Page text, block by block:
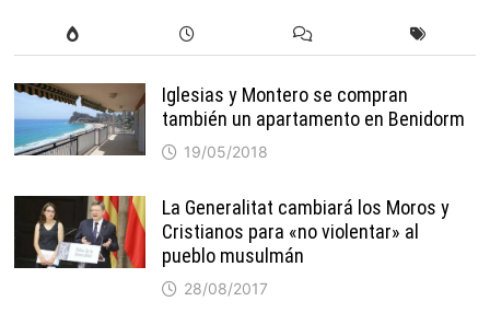
Iglesias y Montero se compran
también un apartamento en Benidorm
19/05/2018
La Generalitat cambiará los Moros y
Cristianos para «no violentar» al
pueblo musulmán
28/08/2017